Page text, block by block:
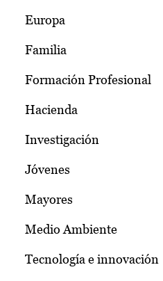
Europa
Familia
Formación Profesional
Hacienda
Investigación
Jóvenes
Mayores
Medio Ambiente
Tecnología e innovación